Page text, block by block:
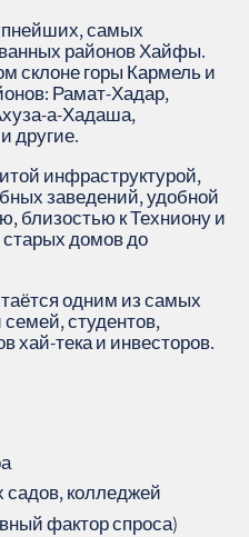
самых
районов Хайфы.
склоне горы Кармель и
Рамат‑Хадар,
другие.
инфраструктурой,
заведений, удобной
близостью к Техниону и
домов до
одним из самых
студентов,
хай‑тека и инвесторов.
садов, колледжей
фактор спроса)